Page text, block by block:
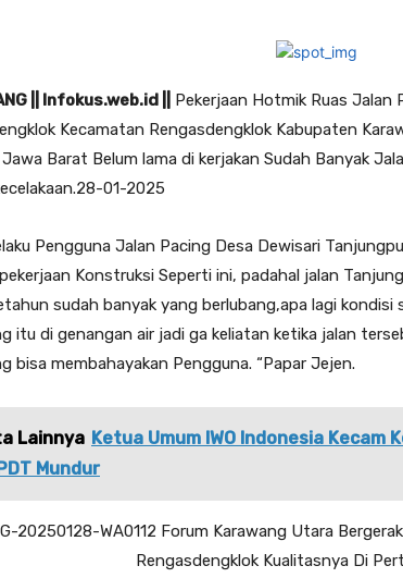
|| Infokus.web.id ||
Pekerjaan Hotmik Ruas Jalan
Kecamatan Rengasdengklok Kabupaten
Barat Belum lama di kerjakan Sudah Banyak
01-2025
Pengguna Jalan Pacing Desa Dewisari
Konstruksi Seperti ini, padahal jalan
sudah banyak yang berlubang,apa lagi kondisi
itu di genangan air jadi ga keliatan ketika jalan
bisa membahayakan Pengguna. “Papar Jejen.
Lainnya Ketua Umum IWO Indonesia Kecam
Mundur